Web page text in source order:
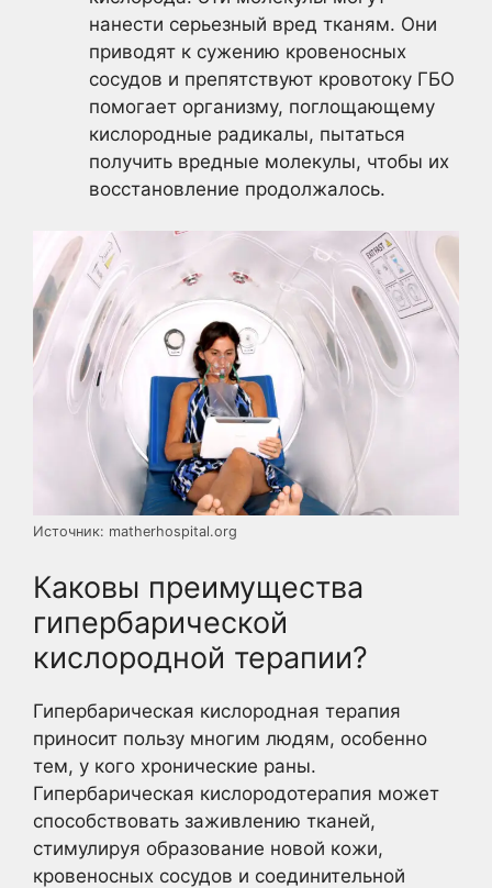
нанести серьезный вред тканям. Они
приводят к сужению кровеносных
сосудов и препятствуют кровотоку ГБО
помогает организму, поглощающему
кислородные радикалы, пытаться
получить вредные молекулы, чтобы их
восстановление продолжалось.
Источник: matherhospital.org
Каковы преимущества
гипербарической
кислородной терапии?
Гипербарическая кислородная терапия
приносит пользу многим людям, особенно
тем, у кого хронические раны.
Гипербарическая кислородотерапия может
способствовать заживлению тканей,
стимулируя образование новой кожи,
кровеносных сосудов и соединительной